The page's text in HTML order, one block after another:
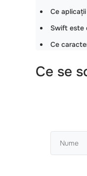
Ce
Swift este
Ce
Ce se